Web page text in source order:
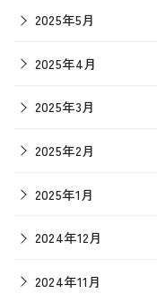
2025年5月
2025年4月
2025年3月
2025年2月
2025年1月
2024年12月
2024年11月